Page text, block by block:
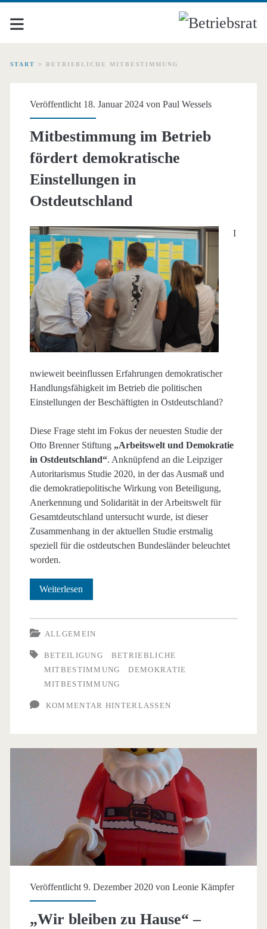
START > BETRIEBLICHE MITBESTIMMUNG
Schlagwort:
<span>betriebliche
Mitbestimmung</span>
Veröffentlicht 18. Januar 2024 von Paul Wessels
Mitbestimmung im Betrieb
fördert demokratische
Einstellungen in
Ostdeutschland
I
nwieweit beeinflussen Erfahrungen demokratischer
Handlungsfähigkeit im Betrieb die politischen
Einstellungen der Beschäftigten in Ostdeutschland?
Diese Frage steht im Fokus der neuesten Studie der
Otto Brenner Stiftung „Arbeitswelt und Demokratie
in Ostdeutschland“. Anknüpfend an die Leipziger
Autoritarismus Studie 2020, in der das Ausmaß und
die demokratiepolitische Wirkung von Beteiligung,
Anerkennung und Solidarität in der Arbeitswelt für
Gesamtdeutschland untersucht wurde, ist dieser
Zusammenhang in der aktuellen Studie erstmalig
speziell für die ostdeutschen Bundesländer beleuchtet
worden.
Weiterlesen
Betrieb
fördert
demokratische
ALLGEMEIN
BETEILIGUNG
BETRIEBLICHE
MITBESTIMMUNG
DEMOKRATIE
MITBESTIMMUNG
KOMMENTAR HINTERLASSEN
Veröffentlicht 9. Dezember 2020 von Leonie Kämpfer
„Wir bleiben zu Hause“ –